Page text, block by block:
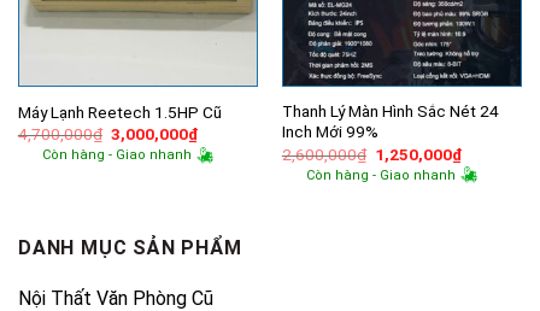
Máy Lạnh Reetech 1.5HP Cũ
4,700,000₫ Giá
gốc
là:
3,000,000₫Giá
hiện
tại
Còn hàng - Giao nhanh
Thanh Lý Màn Hình Sắc Nét 24
Inch Mới 99%
2,600,000₫ Giá
gốc
là:
1,250,000₫Giá
hiện
tại
Còn hàng - Giao nhanh
DANH MỤC SẢN PHẨM
Nội Thất Văn Phòng Cũ